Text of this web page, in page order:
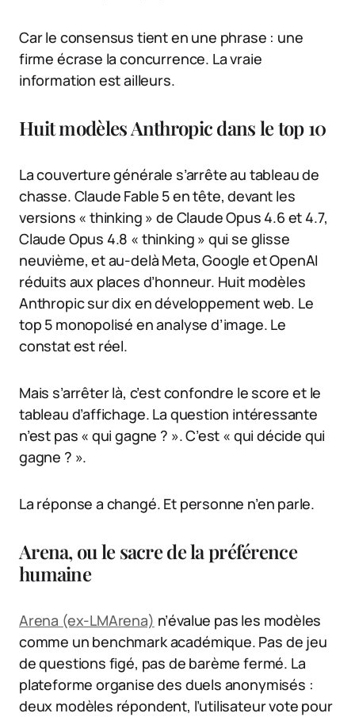
Car le consensus tient en une phrase : une
firme écrase la concurrence. La vraie
information est ailleurs.
Huit modèles Anthropic dans le top 10
La couverture générale s’arrête au tableau de
chasse. Claude Fable 5 en tête, devant les
versions « thinking » de Claude Opus 4.6 et 4.7,
Claude Opus 4.8 « thinking » qui se glisse
neuvième, et au-delà Meta, Google et OpenAI
réduits aux places d’honneur. Huit modèles
Anthropic sur dix en développement web. Le
top 5 monopolisé en analyse d’image. Le
constat est réel.
Mais s’arrêter là, c’est confondre le score et le
tableau d’affichage. La question intéressante
n’est pas « qui gagne ? ». C’est « qui décide qui
gagne ? ».
La réponse a changé. Et personne n’en parle.
Arena, ou le sacre de la préférence
humaine
Arena (ex-LMArena) n’évalue pas les modèles
comme un benchmark académique. Pas de jeu
de questions figé, pas de barème fermé. La
plateforme organise des duels anonymisés :
deux modèles répondent, l’utilisateur vote pour